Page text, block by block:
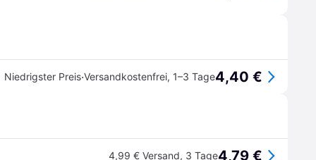
Niedrigster Preis·Versandkostenfrei, 1–3 Tage4,40 €
4,99 € Versand, 3 Tage4,79 €